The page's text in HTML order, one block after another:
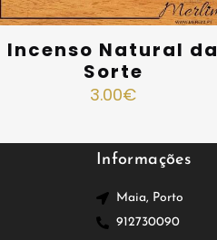
Incenso Natural da
Sorte
3.00€
Informações
Maia, Porto
912730090